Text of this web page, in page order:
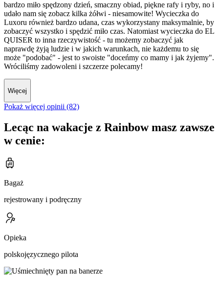
bardzo miło spędzony dzień, smaczny obiad, piękne rafy i ryby, no i
udało nam się zobacz kilka żółwi - niesamowite! Wycieczka do
Luxoru również bardzo udana, czas wykorzystany maksymalnie, by
zobaczyć wszystko i spędzić miło czas. Natomiast wycieczka do EL
QUISER to inna rzeczywistość - tu możemy zobaczyć jak
naprawdę żyją ludzie i w jakich warunkach, nie każdemu to się
może "podobać" - jest to swoiste "doceńmy co mamy i jak żyjemy".
Wróciliśmy zadowoleni i szczerze polecamy!
Więcej
Pokaż więcej opinii (82)
Lecąc na wakacje z Rainbow masz zawsze
w cenie:
Bagaż
rejestrowany i podręczny
Opieka
polskojęzycznego pilota